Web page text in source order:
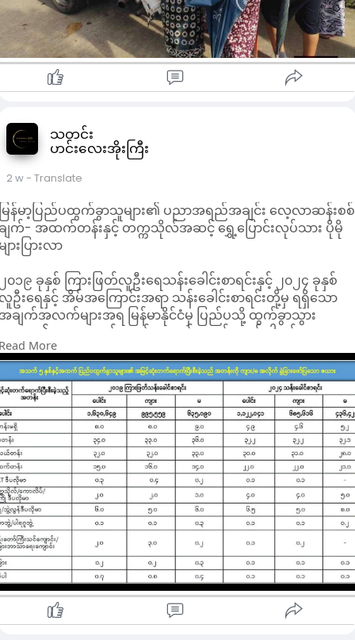
င်္ဃန်းကျွန်းမြို့နယ် - စံပြဈေး
ဂုံမြို့သစ် (မြောက်ပိုင်း) မြို့နယ် - ဒဂုံရွှေပြည်ဈေး
ာမွေမြို့နယ် - တာမွေအခွန်လွတ်ဈေး
လ်တထောင်မြို့နယ် - ဘိုကလေးဈေး
င်္ဂလာဒုံမြို့နယ် - ထောက်ကြန့်လမ်းဆုံ (ထောက်ကြန့်ဈေးအနီး)
သတင်း
ဟင်းလေးအိုးကြီး
2 w- Translate
ြန်မာ့ပြည်ပထွက်ခွာသူများ၏ ပညာအရည်အချင်း လေ့လာဆန်းစစ်
ျက်- အထက်တန်းနှင့် တက္ကသိုလ်အဆင့် ရွှေ့ပြောင်းလုပ်သား ပိုမို
ျားပြားလာ
၀၁၉ ခုနှစ် ကြားဖြတ်လူဦးရေသန်းခေါင်းစာရင်းနှင့် ၂၀၂၄ ခုနှစ်
ဦးရေနှင့် အိမ်အကြောင်းအရာ သန်းခေါင်းစာရင်းတို့မှ ရရှိသော
ချက်အလက်များအရ မြန်မာနိုင်ငံမှ ပြည်ပသို့ ထွက်ခွာသွား
များ၏ ပညာအရည်အချင်း အဆင့်အတန်းသည် ငါးနှစ်တာကာလ
တွင်း အသိသာဆုံး ပြောင်းလဲမှုများ ရှိခဲ့ပြီး အထက်တန်းနှင့်
က္ကသိုလ်/ဘွဲ့ရ အဆင့်ရှိသည့် လူငယ်များ ပြည်ပသို့ ထွက်ခွာမှု ပိုမို
ြင့်မားလာကြောင်း တွေ့ရှိရသည်။
ယားပါ ကိန်းဂဏန်းများအရ စုစုပေါင်း ပြည်ပထွက်ခွာသူ ဦးရေ
ည် ၂၀၁၉ ခုနှစ်တွင် ၁,၆၃၀,၆၄၉ ဦး ရှိခဲ့ရာမှ ၂၀၂၄ ခုနှစ်တွင်
,၁၂၂,၀၄၁ ဦးအဖြစ် ပြသထားသော်လည်း ထွက်ခွာသူများ၏ ပညာ
ရည်အချင်း အချိုးအစား (Percentage) တွင်မူ သိသာသည့်
ပြောင်းအလဲများ ဖြစ်ပေါ်ခဲ့သည် -
ထက်တန်းအဆင့်ထွက်ခွာမှု မြင့်တက်လာခြင်း
၀၁၉ ခုနှစ်တွင် ပြည်ပထွက်ခွာသူများ၏ ၁၅.၀ ရာခိုင်နှုန်းသာ
ထက်တန်းအဆင့် ရှိခဲ့သော်လည်း ၂၀၂၄ ခုနှစ်တွင် ၂၂.၀
ာခိုင်နှုန်းအထိ ၇ ရာခိုင်နှုန်းခန့် သိသာစွာ မြင့်တက်လာသည်။
က္ကသိုလ်/ကောလိပ်နှင့် ဘွဲ့ရအဆင့် ပိုမိုများပြားလာခြင်း
က္ကသိုလ်/ကောလိပ် ရောက်ရှိခဲ့သူ အချိုးအစားသည် ၂၀၁၉ ခုနှစ်
.၀ ရာခိုင်နှုန်းမှ ၂၀၂၄ခုနှစ်၌ ၄.၀ ရာခိုင်နှုန်းသို့ ၂ ဆ တိုးတက်လာခဲ့
လို၊ ဘွဲ့ရနှင့် ဘွဲ့လွန်ဒီပလိုမာ ရရှိထားသူများ ထွက်ခွာမှုသည်လည်
၀၁၉ ခုနှစ်၌ ၆.၀ ရာခိုင်နှုန်းမှ၂၀၂၄ ခုနှစ်၌ ၆.၅ ရာခိုင်နှုန်းအထိ
More